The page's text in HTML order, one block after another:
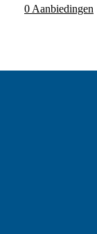
0 Aanbiedingen